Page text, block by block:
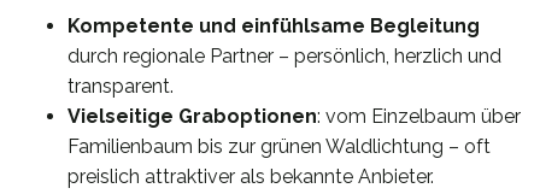
Kompetente und einfühlsame Begleitung
durch regionale Partner – persönlich, herzlich und
transparent.
Vielseitige Graboptionen: vom Einzelbaum über
Familienbaum bis zur grünen Waldlichtung – oft
preislich attraktiver als bekannte Anbieter.